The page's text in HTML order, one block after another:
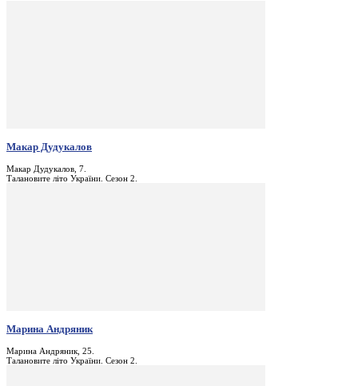
Макар Дудукалов
Макар Дудукалов, 7.
Талановите літо України. Сезон 2.
Марина Андряник
Марина Андряник, 25.
Талановите літо України. Сезон 2.